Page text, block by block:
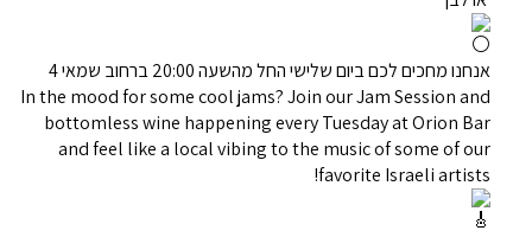
אנחנו מחכים לכם ביום שלישי החל מהשעה 20:00 ברחוב שמאי 4
In the mood for some cool jams? Join our Jam Session and
bottomless wine happening every Tuesday at Orion Bar
and feel like a local vibing to the music of some of our
favorite Israeli artists!